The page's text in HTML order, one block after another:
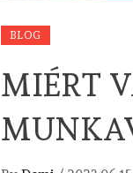
BLOG
MIÉRT